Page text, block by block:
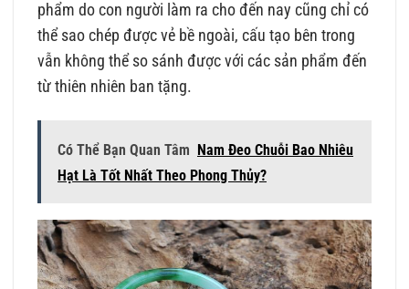
phẩm do con người làm ra cho đến nay cũng chỉ có
thể sao chép được vẻ bề ngoài, cấu tạo bên trong
vẫn không thể so sánh được với các sản phẩm đến
từ thiên nhiên ban tặng.
Có Thể Bạn Quan Tâm Nam Đeo Chuỗi Bao Nhiêu
Hạt Là Tốt Nhất Theo Phong Thủy?